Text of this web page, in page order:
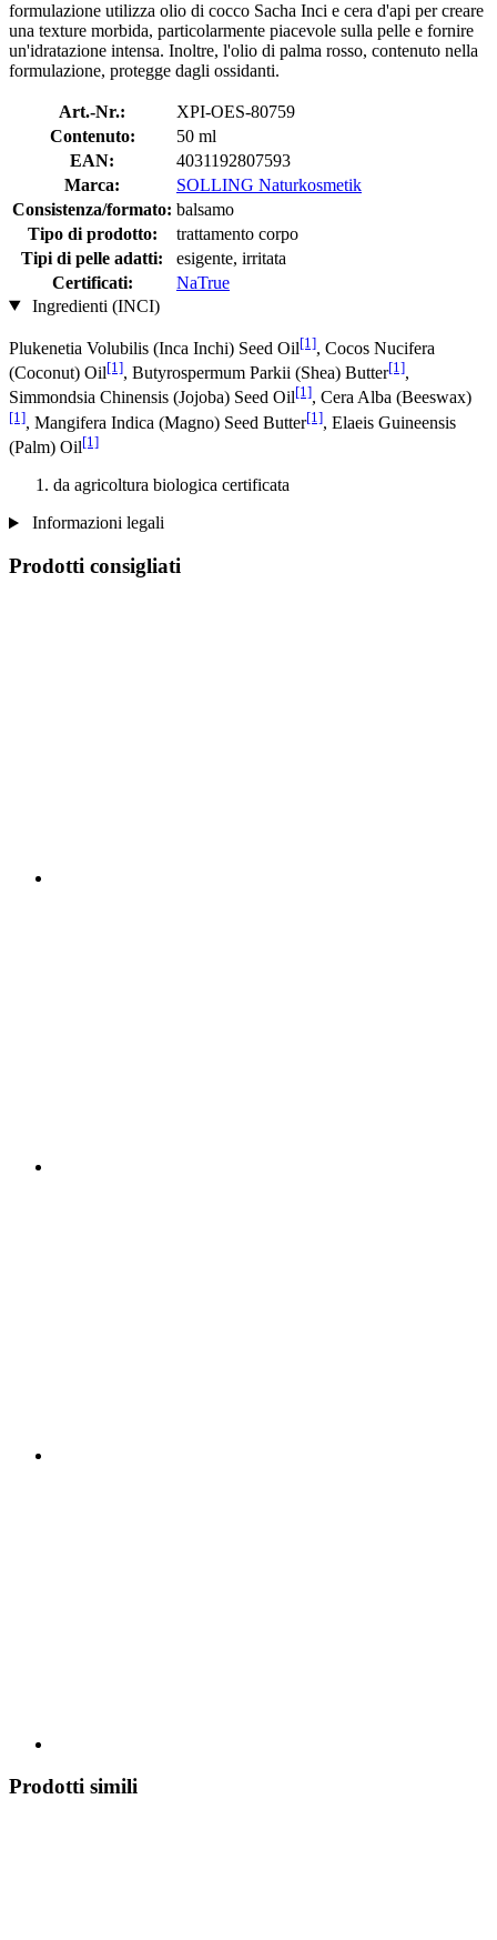
formulazione utilizza olio di cocco Sacha Inci e cera d'api per creare
una texture morbida, particolarmente piacevole sulla pelle e fornire
un'idratazione intensa. Inoltre, l'olio di palma rosso, contenuto nella
formulazione, protegge dagli ossidanti.
Art.-Nr.:
XPI-OES-80759
Contenuto:
50 ml
EAN:
4031192807593
Marca:
SOLLING Naturkosmetik
Consistenza/formato: balsamo
Tipo di prodotto:
trattamento corpo
Tipi di pelle adatti:
esigente, irritata
Certificati:
NaTrue
Ingredienti (INCI)
Plukenetia Volubilis (Inca Inchi) Seed Oil[1], Cocos Nucifera
(Coconut) Oil[1], Butyrospermum Parkii (Shea) Butter[1],
Simmondsia Chinensis (Jojoba) Seed Oil[1], Cera Alba (Beeswax)
[1], Mangifera Indica (Magno) Seed Butter[1], Elaeis Guineensis
(Palm) Oil[1]
da agricoltura biologica certificata
Informazioni legali
Prodotti consigliati
Prodotti simili